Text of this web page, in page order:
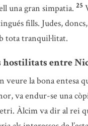
una gran simpatia. 25
fills. Judes,
tota tranquil·litat.
hostilitats entre
veure la bona entesa
va endur-se una
Àlcim va dir al rei